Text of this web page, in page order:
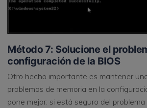
Método 7: Solucione el
configuración de la BIOS
Otro hecho importante es mantener
problemas de memoria en la
pone mejor: si está seguro del problema